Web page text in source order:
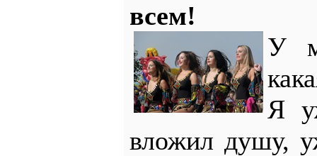
всем!
У
Я
вложил душу,